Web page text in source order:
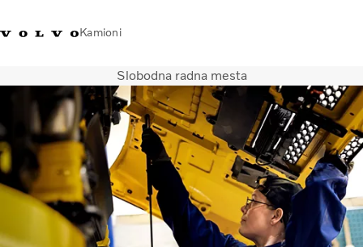
Kamioni
Volvo Trucks Srbija - kontaktiVolvo Trucks prodavnicaPrijavljivanje
Transportna rešenja
Kamioni
Usluge
Kampanje
Dealer locator
Vesti
Slobodna radna mesta